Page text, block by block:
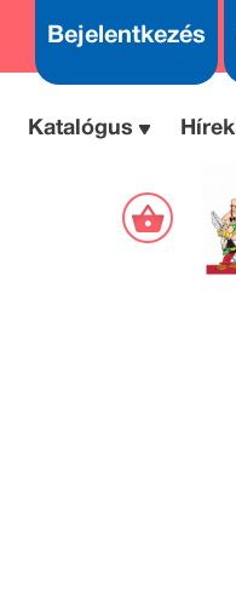
Bejelentkezés
Katalógus Hírek